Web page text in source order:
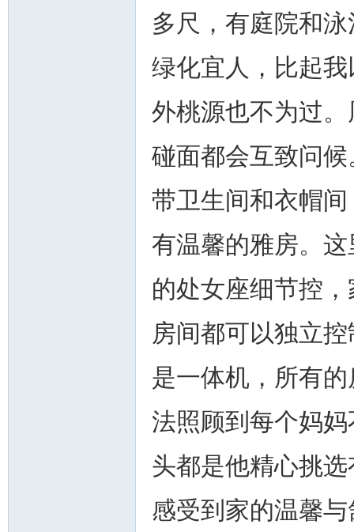
多尺，有庭院和
绿化宜人，比起
外桃源也不为过
碰面都会互致问
带卫生间和衣帽
有温馨的雅房。
的处女座细节控
房间都可以独立
是一体机，所有
法照顾到每个妈
头都是他精心挑
感受到家的温馨